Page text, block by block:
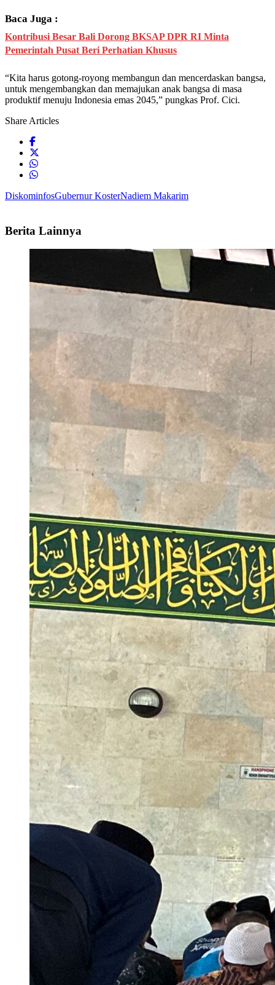
Baca Juga :
Kontribusi Besar Bali Dorong BKSAP DPR RI Minta
Pemerintah Pusat Beri Perhatian Khusus
“Kita harus gotong-royong membangun dan mencerdaskan bangsa,
untuk mengembangkan dan memajukan anak bangsa di masa
produktif menuju Indonesia emas 2045,” pungkas Prof. Cici.
Share Articles
DiskominfosGubernur KosterNadiem Makarim
Berita Lainnya